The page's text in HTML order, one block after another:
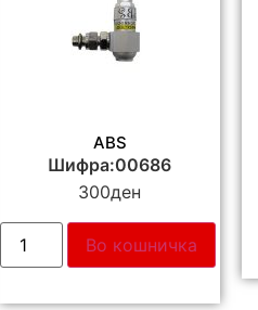
ABS
Шифра:00686
300ден
Во кошничка